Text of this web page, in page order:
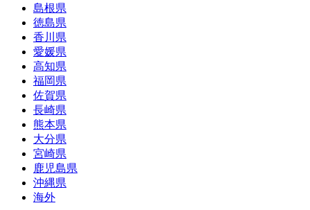
島根県
徳島県
香川県
愛媛県
高知県
福岡県
佐賀県
長崎県
熊本県
大分県
宮崎県
鹿児島県
沖縄県
海外